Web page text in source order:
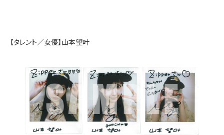
【タレント／女優】山本望叶